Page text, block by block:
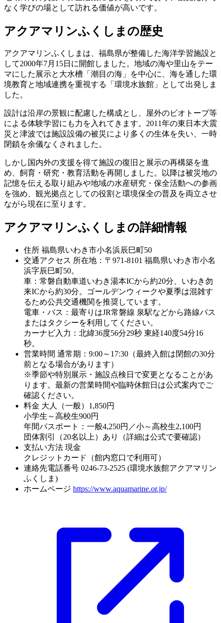
なく学びの場として訪れる価値が高いです。
アクアマリンふくしまの歴史
アクアマリンふくしまは、福島県が整備した海洋学習施設と
して2000年7月15日に開館しました。地域の海や里山をテー
マにした展示と大水槽「潮目の海」を中心に、海を通した環
境教育と地域連携を重視する「環境水族館」として出発しま
した。
設計は沿岸の景観に配慮した構成とし、屋外のビオトープ等
による体験学習にも力を入れてきます。2011年の東日本大震
災と津波では施設設備の被災により多くの生体を失い、一時
閉鎖を余儀なくされました。
しかし国内外の支援を得て施設の復旧と展示の再構築を進
め、飼育・研究・教育活動を再開しました。以降は被災地の
記憶を伝える取り組みや地域の水産研究・保全活動への参画
を強め、観光拠点としての役割と環境保全の普及を両立させ
ながら現在に至ります。
アクアマリンふくしまの詳細情報
住所 福島県いわき市小名浜辰巳町50
交通アクセス 所在地：〒971-8101 福島県いわき市小名
浜字辰巳町50。
車：常磐自動車道いわき湯本ICから約20分、いわき勿
来ICから約30分。ゴールデンウィークや夏季は混雑す
るため公共交通機関を推奨しています。
電車・バス：最寄りはJR常磐線 泉駅などから路線バス
またはタクシーを利用してください。
カーナビ入力：北緯36度56分29秒 東経140度54分16
秒。
営業時間 通常期：9:00～17:30（最終入館は閉館の30分
前となる場合があります）
※季節や特別展示・施設点検日で変更となることがあ
ります。最新の営業時間や臨時休館日は公式案内でご
確認ください。
料金 大人（一般）1,850円
小学生～高校生900円
年間パスポート：一般4,250円／小～高校生2,100円
団体割引（20名以上）あり（詳細は公式で要確認）
支払い方法 現金
クレジットカード（館内窓口で利用可）
連絡先電話番号 0246-73-2525 (環境水族館アクアマリン
ふくしま)
ホームページ https://www.aquamarine.or.jp/